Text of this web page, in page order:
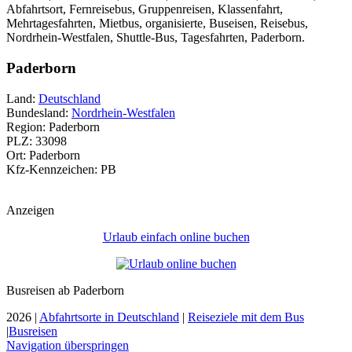
Abfahrtsort, Fernreisebus, Gruppenreisen, Klassenfahrt,
Mehrtagesfahrten, Mietbus, organisierte, Buseisen, Reisebus,
Nordrhein-Westfalen, Shuttle-Bus, Tagesfahrten, Paderborn.
Paderborn
Land: Deutschland
Bundesland: Nordrhein-Westfalen
Region: Paderborn
PLZ: 33098
Ort: Paderborn
Kfz-Kennzeichen: PB
Anzeigen
Urlaub einfach online buchen
Busreisen ab Paderborn
2026 | Abfahrtsorte in Deutschland | Reiseziele mit dem Bus
|Busreisen
Navigation überspringen